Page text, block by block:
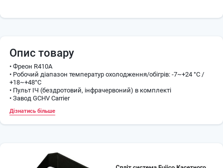
Опис товару
• Фреон R410A
• Робочий діапазон температур охолодження/обігрів: -7~+24 °С /
+18~+48°С
• Пульт ІЧ (бездротовий, інфрачервоний) в комплекті
• Завод GCHV Carrier
Дізнатись більше